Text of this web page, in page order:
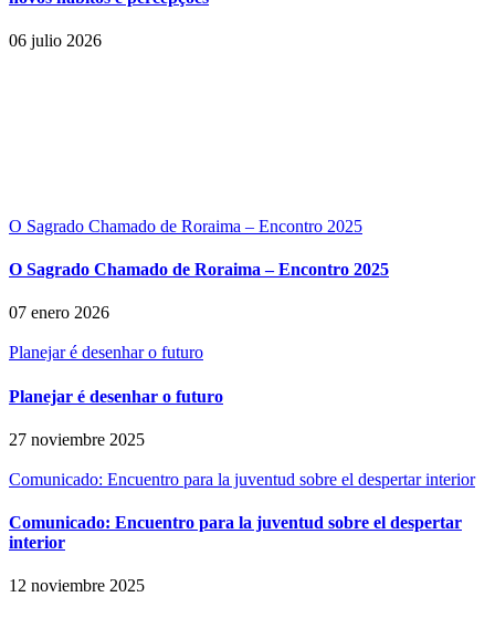
06 julio 2026
O Sagrado Chamado de Roraima – Encontro 2025
O Sagrado Chamado de Roraima – Encontro 2025
07 enero 2026
Planejar é desenhar o futuro
Planejar é desenhar o futuro
27 noviembre 2025
Comunicado: Encuentro para la juventud sobre el despertar interior
Comunicado: Encuentro para la juventud sobre el despertar
interior
12 noviembre 2025